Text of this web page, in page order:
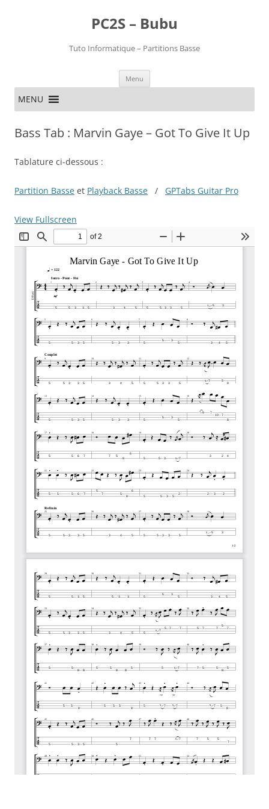
PC2S – Bubu
Tuto Informatique – Partitions Basse
Menu
contenu
MENU
Bass Tab : Marvin Gaye – Got To Give It Up
Tablature ci-dessous :
Partition Basse et Playback Basse / GPTabs Guitar Pro
View Fullscreen